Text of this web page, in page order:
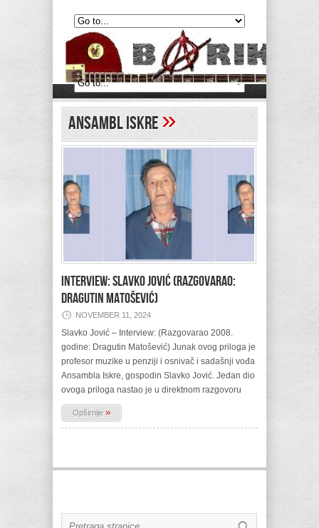
Ansambl Iskre»
Interview: Slavko Jović (Razgovarao:
Dragutin Matošević)
NOVEMBER 11, 2024
Slavko Jović – Interview: (Razgovarao 2008.
godine: Dragutin Matošević) Junak ovog priloga je
profesor muzike u penziji i osnivač i sadašnji vođa
Ansambla Iskre, gospodin Slavko Jović. Jedan dio
ovoga priloga nastao je u direktnom razgovoru
Opširnije »